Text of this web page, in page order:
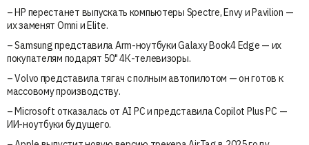
– HP перестанет выпускать компьютеры Spectre, Envy и Pavilion —
их заменят Omni и Elite.
– Samsung представила Arm-ноутбуки Galaxy Book4 Edge — их
покупателям подарят 50" 4К-телевизоры.
– Volvo представила тягач с полным автопилотом — он готов к
массовому производству.
– Microsoft отказалась от AI PС и представила Copilot Plus PC —
ИИ-ноутбуки будущего.